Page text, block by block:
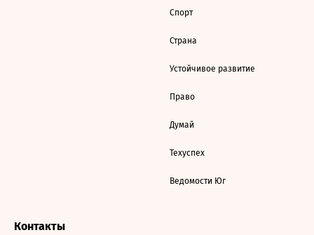
Спорт
Страна
Устойчивое развитие
Право
Думай
Техуспех
Ведомости Юг
Контакты